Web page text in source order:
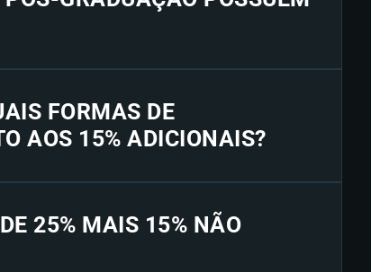
FORMAS DE
AOS 15% ADICIONAIS?
25% MAIS 15% NÃO